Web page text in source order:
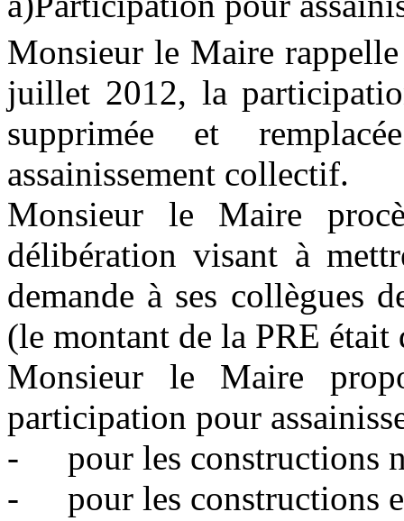
Monsieur le Maire
juillet 2012, la
supprimée et
assainissement collectif.
Monsieur le Maire
délibération visant à
demande à ses collègues
(le montant de la PRE
Monsieur le Maire
participation pour
-
pour les constructions
-
pour les constructions